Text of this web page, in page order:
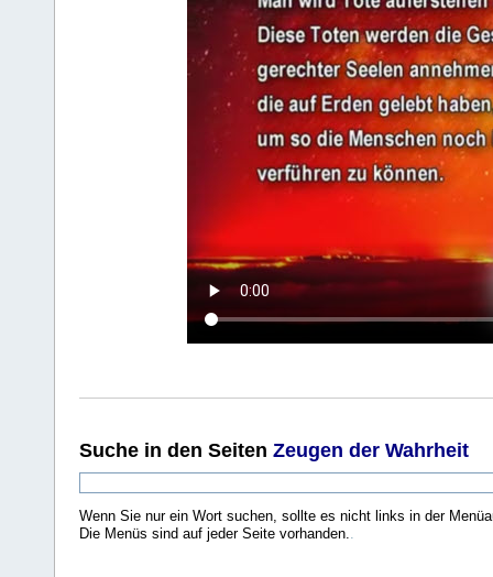
Suche in den Seiten Zeugen der Wahrheit
Wenn Sie nur ein Wort suchen, sollte es nicht links in der
Die Menüs sind auf jeder Seite vorhanden..